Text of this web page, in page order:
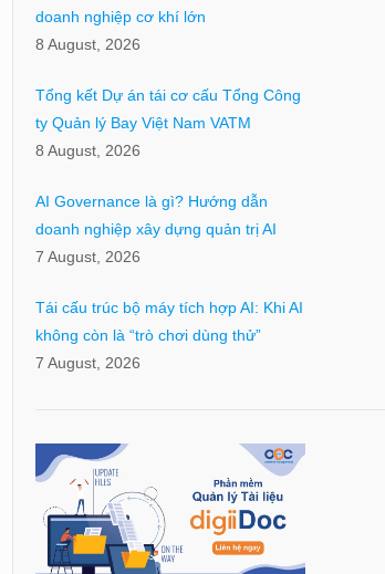
doanh nghiệp cơ khí lớn
8 August, 2026
Tổng kết Dự án tái cơ cấu Tổng Công
ty Quản lý Bay Việt Nam VATM
8 August, 2026
AI Governance là gì? Hướng dẫn
doanh nghiệp xây dựng quản trị AI
7 August, 2026
Tái cấu trúc bộ máy tích hợp AI: Khi AI
không còn là “trò chơi dùng thử”
7 August, 2026